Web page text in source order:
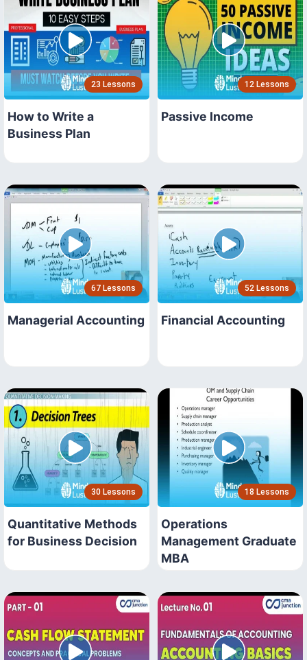
23 Lessons
How to Write a
Business Plan
12 Lessons
Passive Income
67 Lessons
Managerial Accounting
52 Lessons
Financial Accounting
30 Lessons
Quantitative Methods
for Business Decision
18 Lessons
Operations
Management Graduate
MBA